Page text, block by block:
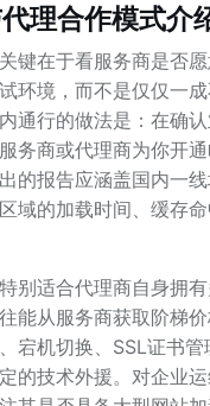
理合作模式介
键在于看服务商是否
环境，而不是仅仅一
通行的做法是：在确
务商或代理商为你开
的报告应涵盖国内一
域的加载时间、缓存
别适合代理商自身拥
能从服务商获取阶梯
宕机切换、SSL证书管
的技术外援。对企业运